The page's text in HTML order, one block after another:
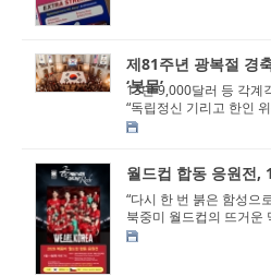
제81주년 광복절 경
‘봇물’
13만 9,000달러 등 각계
“독립정신 기리고 한인
시스코 시청서 ...
월드컵 합동 응원전,
“다시 한 번 붉은 함성으
북중미 월드컵의 뜨거운
니아(북가주) 지역 한...